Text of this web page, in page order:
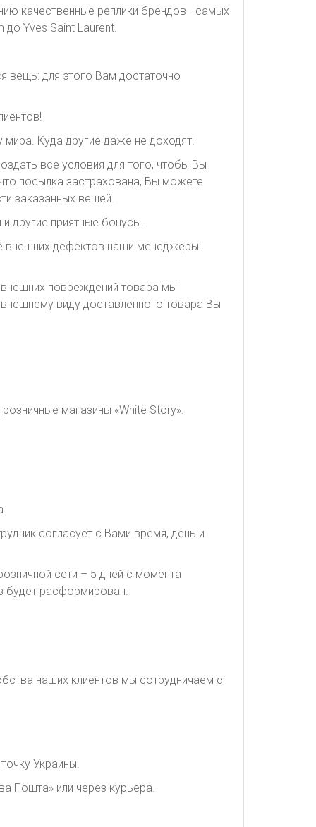
качественные реплики брендов - самых
до Yves Saint Laurent.
вещь: для этого Вам достаточно
Куда другие даже не доходят!
все условия для того, чтобы Вы
посылка застрахована, Вы можете
заказанных вещей.
другие приятные бонусы.
внешних дефектов наши менеджеры.
внешних повреждений товара мы
виду доставленного товара Вы
магазины «White Story».
согласует с Вами время, день и
сети – 5 дней с момента
будет расформирован.
наших клиентов мы сотрудничаем с
Украины.
Пошта» или через курьера.